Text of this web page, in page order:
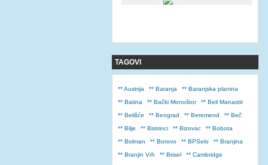
TAGOVI
** Austrija ** Baranja
** Baranjska planina
** Batina
** Bački Monoštor
** Beli Manastir
** Belišće
** Beograd ** Beremend
** Beč
** Bilje
** Bistrinci ** Bizovac
** Bobota
** Bolman
** Borovo ** BPSelo
** Branjina
** Branjin Vrh
** Brisel
** Cambridge